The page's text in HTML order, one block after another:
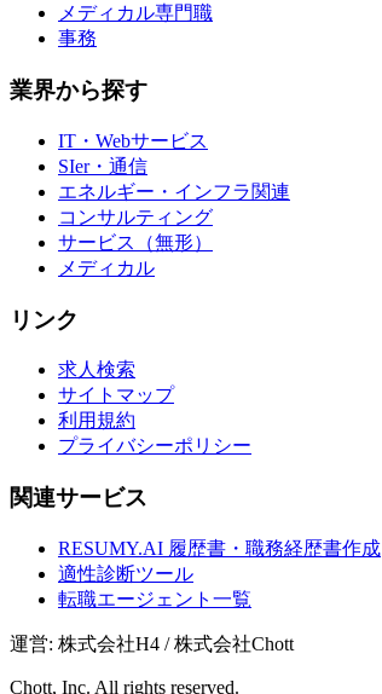
メディカル専門職
事務
業界から探す
IT・Webサービス
SIer・通信
エネルギー・インフラ関連
コンサルティング
サービス（無形）
メディカル
リンク
求人検索
サイトマップ
利用規約
プライバシーポリシー
関連サービス
RESUMY.AI 履歴書・職務経歴書作成
適性診断ツール
転職エージェント一覧
運営: 株式会社H4 / 株式会社Chott
Chott, Inc. All rights reserved.